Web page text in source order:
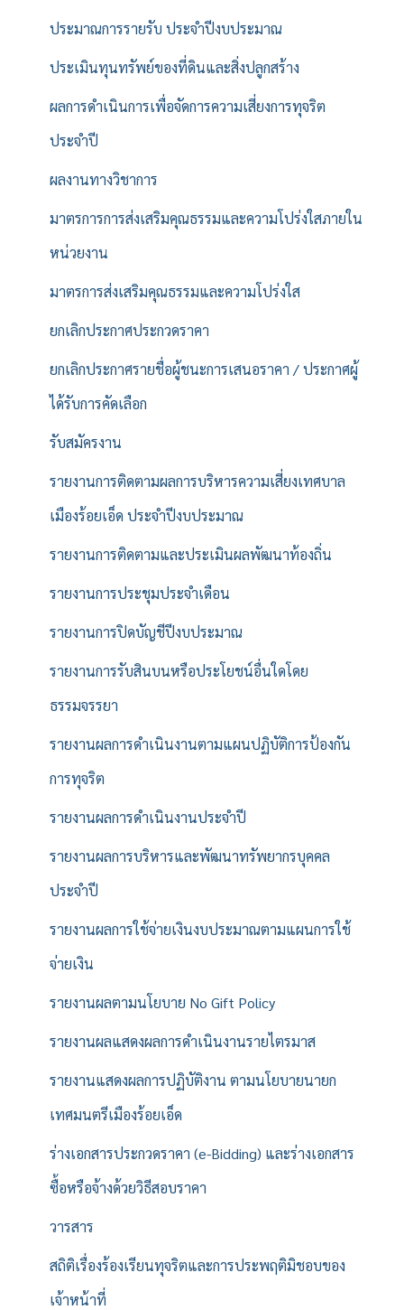
ประมาณการรายรับ ประจำปีงบประมาณ
ประเมินทุนทรัพย์ของที่ดินและสิ่งปลูกสร้าง
ผลการดำเนินการเพื่อจัดการความเสี่ยงการทุจริต
ประจำปี
ผลงานทางวิชาการ
มาตรการการส่งเสริมคุณธรรมและความโปร่งใสภายใน
หน่วยงาน
มาตรการส่งเสริมคุณธรรมและความโปร่งใส
ยกเลิกประกาศประกวดราคา
ยกเลิกประกาศรายชื่อผู้ชนะการเสนอราคา / ประกาศผู้
ได้รับการคัดเลือก
รับสมัครงาน
รายงานการติดตามผลการบริหารความเสี่ยงเทศบาล
เมืองร้อยเอ็ด ประจำปีงบประมาณ
รายงานการติดตามและประเมินผลพัฒนาท้องถิ่น
รายงานการประชุมประจำเดือน
รายงานการปิดบัญชีปีงบประมาณ
รายงานการรับสินบนหรือประโยชน์อื่นใดโดย
ธรรมจรรยา
รายงานผลการดำเนินงานตามแผนปฏิบัติการป้องกัน
การทุจริต
รายงานผลการดำเนินงานประจำปี
รายงานผลการบริหารและพัฒนาทรัพยากรบุคคล
ประจำปี
รายงานผลการใช้จ่ายเงินงบประมาณตามแผนการใช้
จ่ายเงิน
รายงานผลตามนโยบาย No Gift Policy
รายงานผลแสดงผลการดำเนินงานรายไตรมาส
รายงานแสดงผลการปฏิบัติงาน ตามนโยบายนายก
เทศมนตรีเมืองร้อยเอ็ด
ร่างเอกสารประกวดราคา (e-Bidding) และร่างเอกสาร
ซื้อหรือจ้างด้วยวิธีสอบราคา
วารสาร
สถิติเรื่องร้องเรียนทุจริตและการประพฤติมิชอบของ
เจ้าหน้าที่